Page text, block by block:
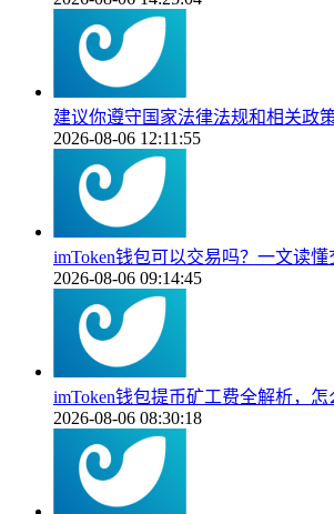
建议你遵守国家法律法规和相关政
2026-08-06 12:11:55
imToken钱包可以交易吗？一文读
2026-08-06 09:14:45
imToken钱包提币矿工费全解析，
2026-08-06 08:30:18